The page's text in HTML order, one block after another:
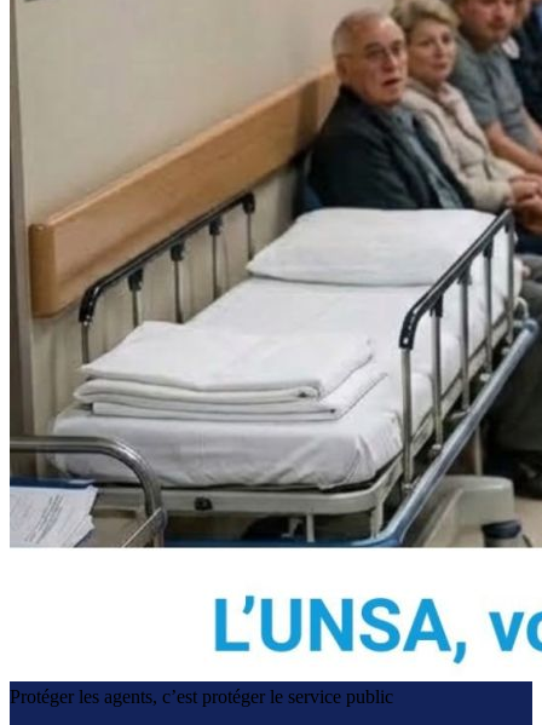
Protéger les agents, c’est protéger le service public